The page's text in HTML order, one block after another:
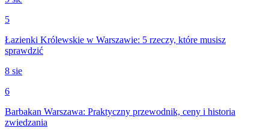
5
Łazienki Królewskie w Warszawie: 5 rzeczy, które musisz
sprawdzić
8 sie
6
Barbakan Warszawa: Praktyczny przewodnik, ceny i historia
zwiedzania